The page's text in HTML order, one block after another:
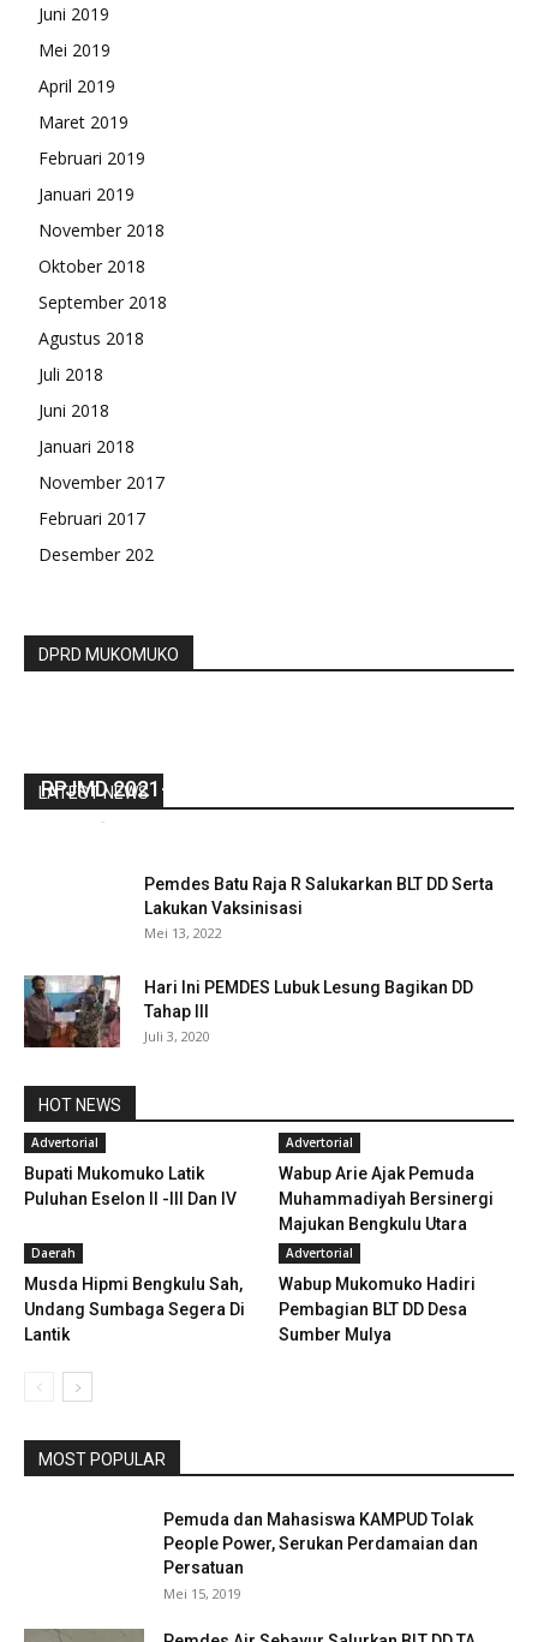
Juni 2019
Mei 2019
April 2019
Maret 2019
Februari 2019
Januari 2019
November 2018
Oktober 2018
September 2018
Agustus 2018
Juli 2018
Juni 2018
Januari 2018
November 2017
Februari 2017
Desember 202
DPRD MUKOMUKO
LATEST NEWS
RPJMD 2021-2026
-
Pemdes Batu Raja R Salukarkan BLT DD Serta
Lakukan Vaksinisasi
Mei 13, 2022
Hari Ini PEMDES Lubuk Lesung Bagikan DD
Tahap III
Juli 3, 2020
HOT NEWS
Advertorial
Bupati Mukomuko Latik
Puluhan Eselon II -III Dan IV
Advertorial
Wabup Arie Ajak Pemuda
Muhammadiyah Bersinergi
Majukan Bengkulu Utara
Daerah
Musda Hipmi Bengkulu Sah,
Undang Sumbaga Segera Di
Lantik
Advertorial
Wabup Mukomuko Hadiri
Pembagian BLT DD Desa
Sumber Mulya
MOST POPULAR
Pemuda dan Mahasiswa KAMPUD Tolak
People Power, Serukan Perdamaian dan
Persatuan
Mei 15, 2019